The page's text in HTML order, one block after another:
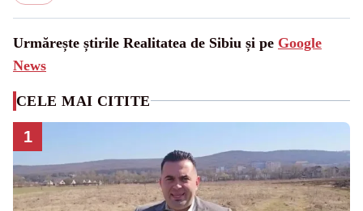
Urmărește știrile Realitatea de Sibiu și pe Google
News
CELE MAI CITITE
1